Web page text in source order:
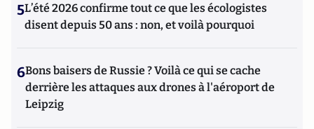
5L’été 2026 confirme tout ce que les écologistes
disent depuis 50 ans : non, et voilà pourquoi
6Bons baisers de Russie ? Voilà ce qui se cache
derrière les attaques aux drones à l'aéroport de
Leipzig